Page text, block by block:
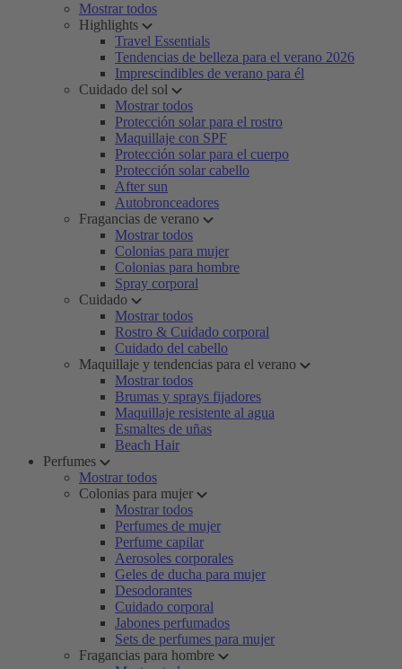
Mostrar todos
Highlights
Travel Essentials
Tendencias de belleza para el verano 2026
Imprescindibles de verano para él
Cuidado del sol
Mostrar todos
Protección solar para el rostro
Maquillaje con SPF
Protección solar para el cuerpo
Protección solar cabello
After sun
Autobronceadores
Fragancias de verano
Mostrar todos
Colonias para mujer
Colonias para hombre
Spray corporal
Cuidado
Mostrar todos
Rostro & Cuidado corporal
Cuidado del cabello
Maquillaje y tendencias para el verano
Mostrar todos
Brumas y sprays fijadores
Maquillaje resistente al agua
Esmaltes de uñas
Beach Hair
Perfumes
Mostrar todos
Colonias para mujer
Mostrar todos
Perfumes de mujer
Perfume capilar
Aerosoles corporales
Geles de ducha para mujer
Desodorantes
Cuidado corporal
Jabones perfumados
Sets de perfumes para mujer
Fragancias para hombre